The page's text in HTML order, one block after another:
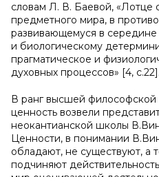
словам Л. В. Баевой, «Лотце
предметного мира, в
развивающемуся в середине
и биологическому
прагматическое и
духовных процессов» [4, с.22].
В ранг высшей философской
ценность возвели
неокантианской школы
Ценности, в понимании
обладают, не существуют, а
подчиняют